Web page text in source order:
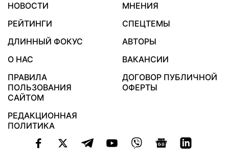
НОВОСТИ
МНЕНИЯ
РЕЙТИНГИ
СПЕЦТЕМЫ
ДЛИННЫЙ ФОКУС
АВТОРЫ
О НАС
ВАКАНСИИ
ПРАВИЛА
ПОЛЬЗОВАНИЯ
САЙТОМ
ДОГОВОР ПУБЛИЧНОЙ
ОФЕРТЫ
РЕДАКЦИОННАЯ
ПОЛИТИКА